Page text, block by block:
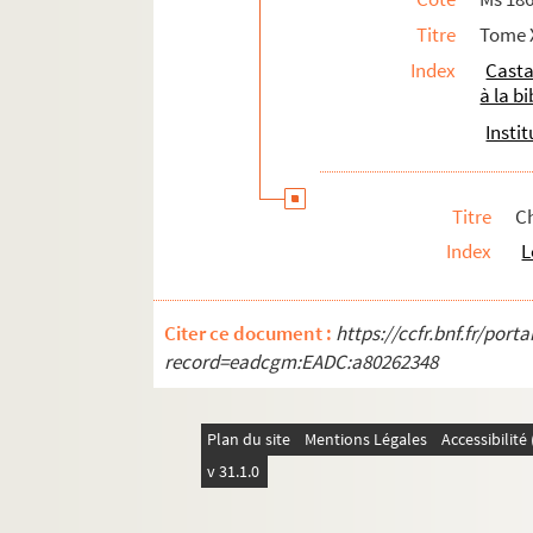
229. A. Marchand (2 lettres, 1887)
233. Mgr Marpot (1 lettre, 1883)
238. Mathieu G. (1 lettre, 1865)
241. Marquiset et Monnot-Arbilleur
263. Marchegay (1 lettre, 1856)
266. Mella Edouard ? (1 lettre, 1883)
272. Comte de Mérode (1 lettre,
275. Paul Meyer (2 lettres, 1890-
279. Dom Monaco 4 lettres, 1882-
291. Moquin Tandon (1 lettre, s. d.)
294. Morel (1 lettre, 1869
Titre
Tome
Index
à la
Titre
Index
Citer ce document : https://ccfr.bnf.fr/
record=eadcgm:EADC:a80262348
Plan du site Mentions Légales
v 31.1.0